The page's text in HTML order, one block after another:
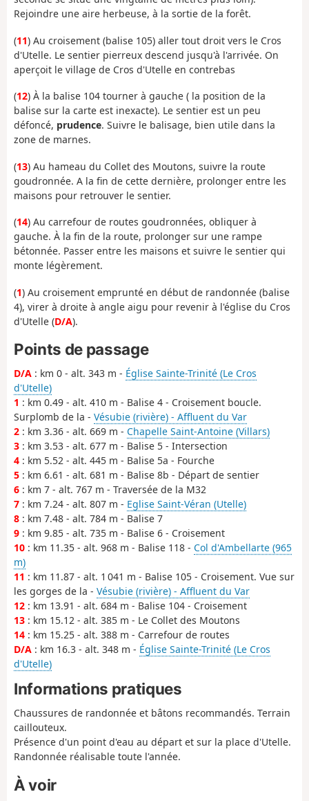
Rejoindre une aire herbeuse, à la sortie de la forêt.
(11) Au croisement (balise 105) aller tout droit vers le Cros
d'Utelle. Le sentier pierreux descend jusqu'à l'arrivée. On
aperçoit le village de Cros d'Utelle en contrebas
(12) À la balise 104 tourner à gauche ( la position de la
balise sur la carte est inexacte). Le sentier est un peu
défoncé, prudence. Suivre le balisage, bien utile dans la
zone de marnes.
(13) Au hameau du Collet des Moutons, suivre la route
goudronnée. A la fin de cette dernière, prolonger entre les
maisons pour retrouver le sentier.
(14) Au carrefour de routes goudronnées, obliquer à
gauche. À la fin de la route, prolonger sur une rampe
bétonnée. Passer entre les maisons et suivre le sentier qui
monte légèrement.
(1) Au croisement emprunté en début de randonnée (balise
4), virer à droite à angle aigu pour revenir à l'église du Cros
d'Utelle (D/A).
Points de passage
D/A : km 0 - alt. 343 m - Église Sainte-Trinité (Le Cros
d'Utelle)
1 : km 0.49 - alt. 410 m - Balise 4 - Croisement boucle.
Surplomb de la - Vésubie (rivière) - Affluent du Var
2 : km 3.36 - alt. 669 m - Chapelle Saint-Antoine (Villars)
3 : km 3.53 - alt. 677 m - Balise 5 - Intersection
4 : km 5.52 - alt. 445 m - Balise 5a - Fourche
5 : km 6.61 - alt. 681 m - Balise 8b - Départ de sentier
6 : km 7 - alt. 767 m - Traversée de la M32
7 : km 7.24 - alt. 807 m - Eglise Saint-Véran (Utelle)
8 : km 7.48 - alt. 784 m - Balise 7
9 : km 9.85 - alt. 735 m - Balise 6 - Croisement
10 : km 11.35 - alt. 968 m - Balise 118 - Col d'Ambellarte (965
m)
11 : km 11.87 - alt. 1 041 m - Balise 105 - Croisement. Vue sur
les gorges de la - Vésubie (rivière) - Affluent du Var
12 : km 13.91 - alt. 684 m - Balise 104 - Croisement
13 : km 15.12 - alt. 385 m - Le Collet des Moutons
14 : km 15.25 - alt. 388 m - Carrefour de routes
D/A : km 16.3 - alt. 348 m - Église Sainte-Trinité (Le Cros
d'Utelle)
Informations pratiques
Chaussures de randonnée et bâtons recommandés. Terrain
caillouteux.
Présence d'un point d'eau au départ et sur la place d'Utelle.
Randonnée réalisable toute l'année.
À voir